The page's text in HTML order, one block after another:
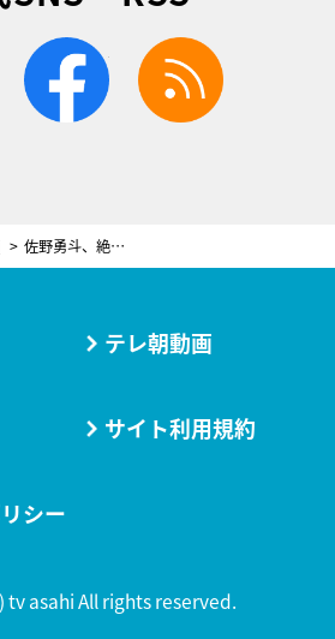
twitter facebook
佐野勇斗、絶体絶命の大ピンチシーン！大暴走…危険な単独調査で窮地に＜おコメの女＞
テレ朝動画
サイト利用規約
シー
tv asahi All rights reserved.